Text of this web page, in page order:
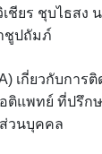
ชียร ชุบไธสง
ชูปถัมภ์
เกี่ยวกับการติ
ติแพทย์ ที่ปรึก
วนบุคคล